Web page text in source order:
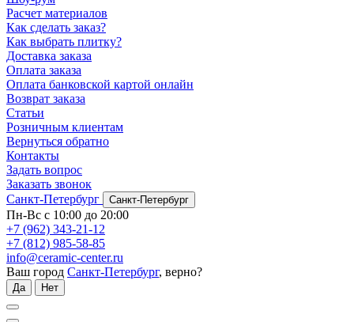
Расчет материалов
Как сделать заказ?
Как выбрать плитку?
Доставка заказа
Оплата заказа
Оплата банковской картой онлайн
Возврат заказа
Статьи
Розничным клиентам
Вернуться обратно
Контакты
Задать вопрос
Заказать звонок
Санкт-Петербург
Санкт-Петербург
Пн-Вс с 10:00 до 20:00
+7 (962) 343-21-12
+7 (812) 985-58-85
info@ceramic-center.ru
Ваш город Санкт-Петербург, верно?
Да Нет